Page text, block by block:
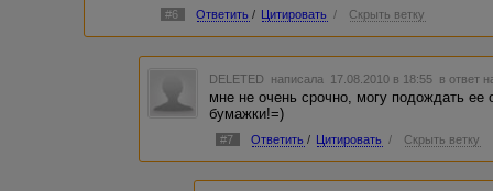
#6 Ответить / Цитировать / Скрыть ветку
DELETED написала 17.08.2010 в 18:55 в ответ
мне не очень срочно, могу подождать ее
бумажки!=)
#7 Ответить / Цитировать / Скрыть ветку